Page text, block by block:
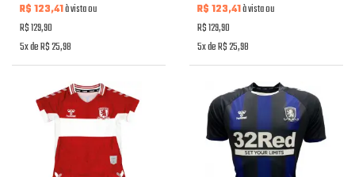
R$ 123,41à vista ou
R$ 129,90
5x de R$ 25,98
R$ 123,41à vista ou
R$ 129,90
5x de R$ 25,98